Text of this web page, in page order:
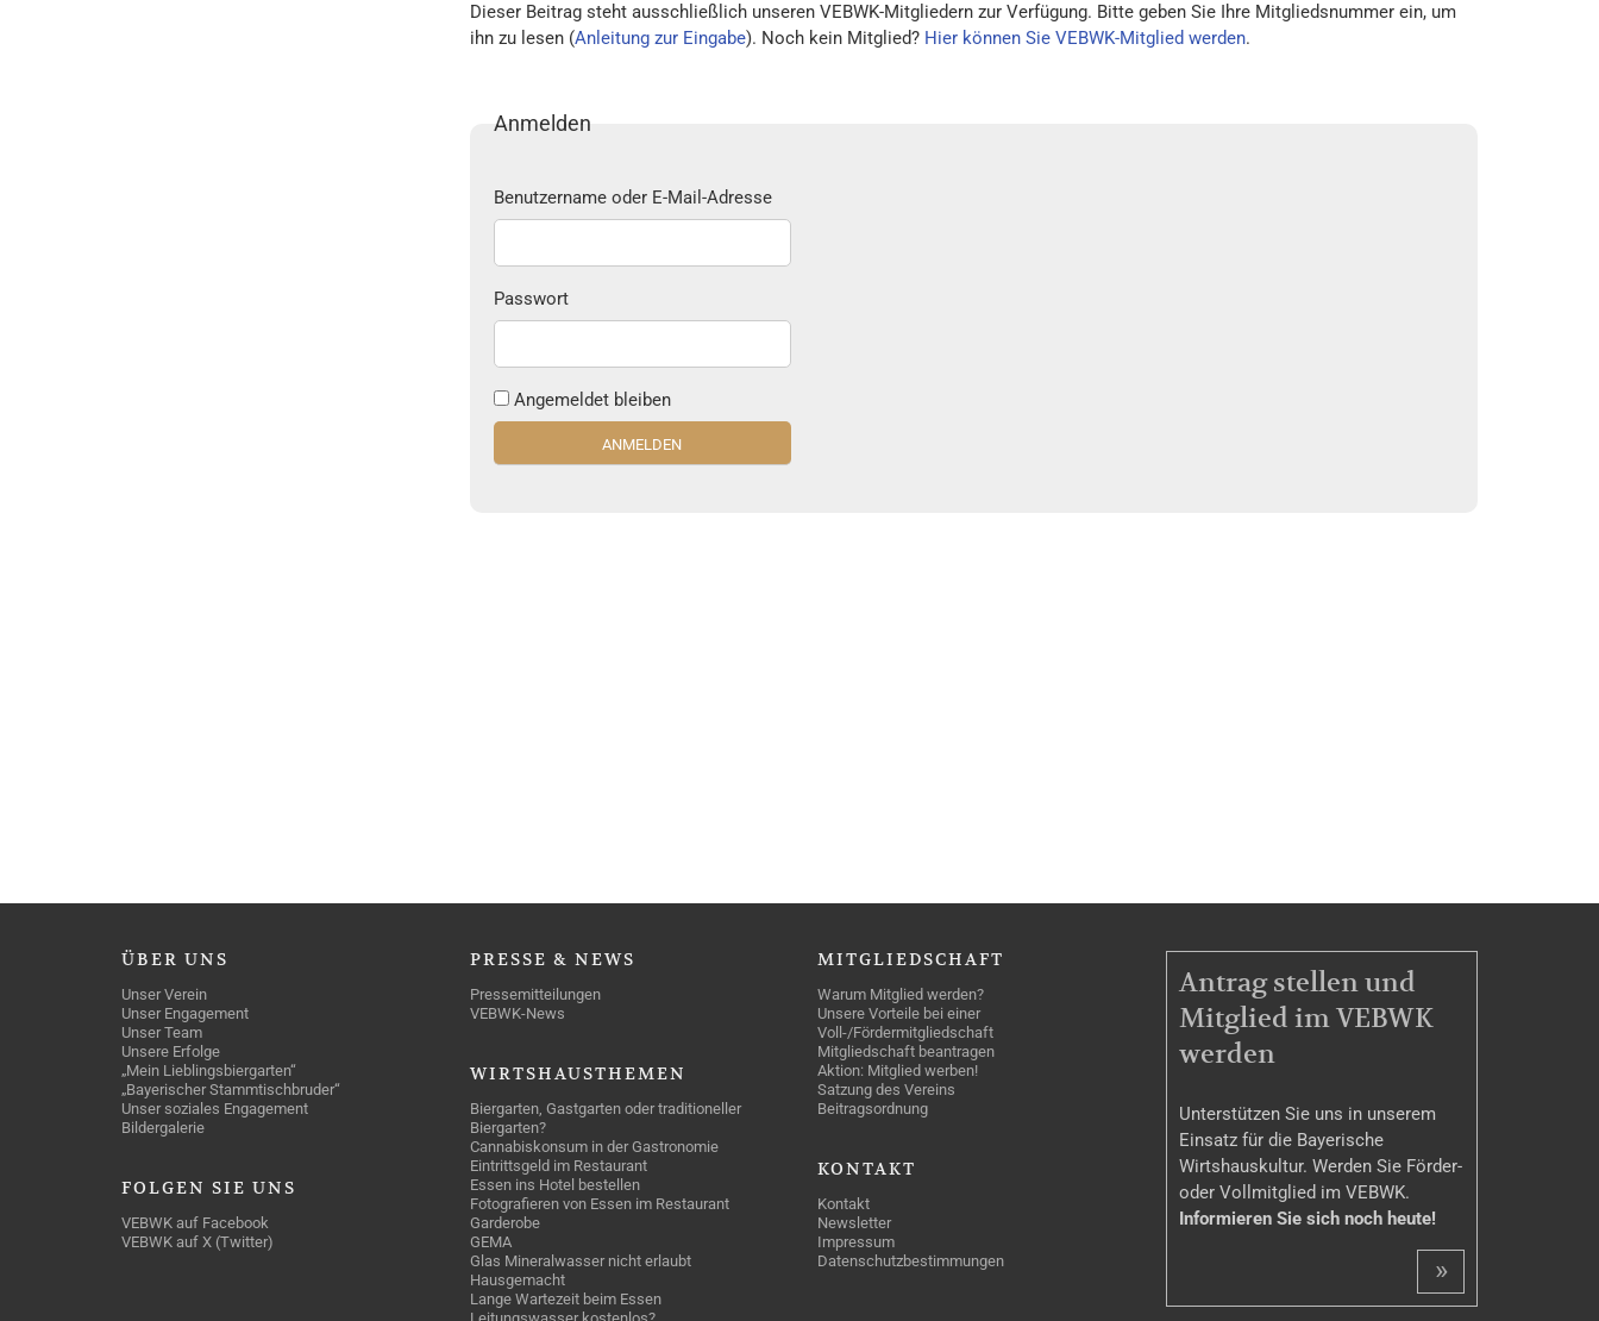
Dieser Beitrag steht ausschließlich unseren VEBWK-Mitgliedern zur Verfügung. Bitte geben Sie Ihre Mitgliedsnummer ein, um
ihn zu lesen (Anleitung zur Eingabe). Noch kein Mitglied? Hier können Sie VEBWK-Mitglied werden.
Anmelden
Benutzername oder E-Mail-Adresse
Passwort
Angemeldet bleiben
ÜBER UNS
Unser Verein
Unser Engagement
Unser Team
Unsere Erfolge
„Mein Lieblingsbiergarten“
„Bayerischer Stammtischbruder“
Unser soziales Engagement
Bildergalerie
FOLGEN SIE UNS
VEBWK auf Facebook
VEBWK auf X (Twitter)
PRESSE & NEWS
Pressemitteilungen
VEBWK-News
WIRTSHAUSTHEMEN
Biergarten, Gastgarten oder traditioneller
Biergarten?
Cannabiskonsum in der Gastronomie
Eintrittsgeld im Restaurant
Essen ins Hotel bestellen
Fotografieren von Essen im Restaurant
Garderobe
GEMA
Glas Mineralwasser nicht erlaubt
Hausgemacht
Lange Wartezeit beim Essen
MITGLIEDSCHAFT
Warum Mitglied werden?
Unsere Vorteile bei einer
Voll-/Fördermitgliedschaft
Mitgliedschaft beantragen
Aktion: Mitglied werben!
Satzung des Vereins
Beitragsordnung
KONTAKT
Kontakt
Newsletter
Impressum
Datenschutzbestimmungen
MITGLIEDSCHAFT
Antrag stellen und
Mitglied im VEBWK
werden
Unterstützen Sie uns in unserem
Einsatz für die Bayerische
Wirtshauskultur. Werden Sie Förder-
oder Vollmitglied im VEBWK.
Informieren Sie sich noch heute!
»